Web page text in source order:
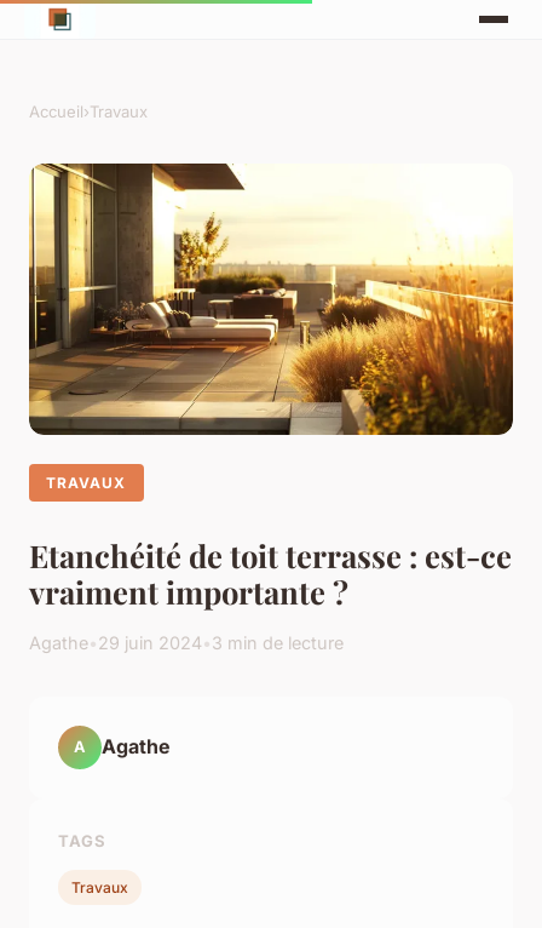
Accueil›Travaux
TRAVAUX
Etanchéité de toit terrasse : est-ce
vraiment importante ?
Agathe•29 juin 2024•3 min de lecture
A Agathe
TAGS
Travaux